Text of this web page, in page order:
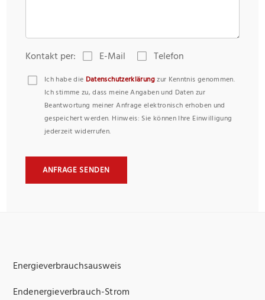
Kontakt per: E-Mail Telefon
Ich habe die Datenschutzerklärungzur Kenntnis genommen.
Ich stimme zu, dass meine Angaben und Daten zur
Beantwortung meiner Anfrage elektronisch erhoben und
gespeichert werden. Hinweis: Sie können Ihre Einwilligung
jederzeit widerrufen.
ANFRAGE SENDEN
Energieverbrauchsausweis
Endenergieverbrauch-Strom